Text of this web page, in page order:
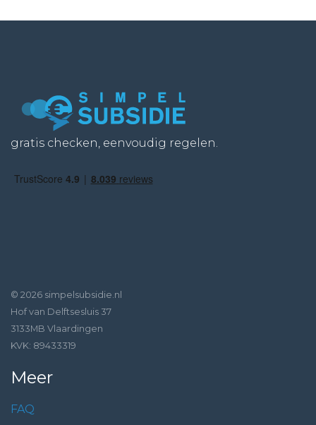
gratis checken, eenvoudig regelen.
© 2026 simpelsubsidie.nl
Hof van Delftsesluis 37
3133MB Vlaardingen
KVK: 89433319
Meer
FAQ